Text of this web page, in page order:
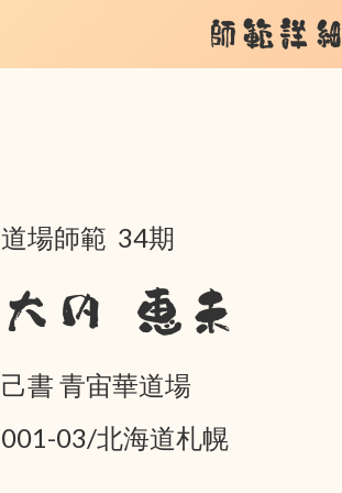
師範詳細
道場師範 34期
大内 恵未
己書 青宙華道場
001-03/北海道札幌